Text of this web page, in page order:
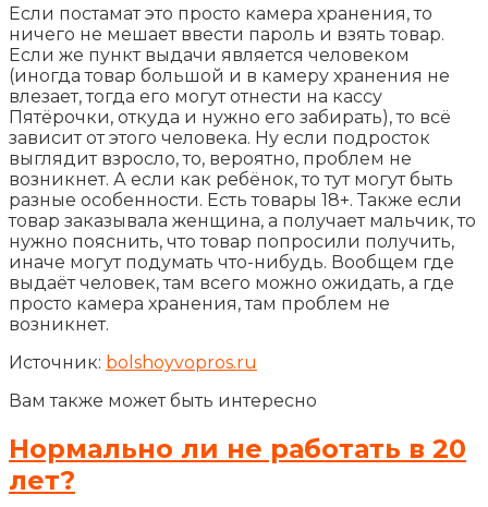
Если постамат это просто камера хранения, то
ничего не мешает ввести пароль и взять товар.
Если же пункт выдачи является человеком
(иногда товар большой и в камеру хранения не
влезает, тогда его могут отнести на кассу
Пятёрочки, откуда и нужно его забирать), то всё
зависит от этого человека. Ну если подросток
выглядит взросло, то, вероятно, проблем не
возникнет. А если как ребёнок, то тут могут быть
разные особенности. Есть товары 18+. Также если
товар заказывала женщина, а получает мальчик, то
нужно пояснить, что товар попросили получить,
иначе могут подумать что-нибудь. Вообщем где
выдаёт человек, там всего можно ожидать, а где
просто камера хранения, там проблем не
возникнет.
Источник: bolshoyvopros.ru
Вам также может быть интересно
Нормально ли не работать в 20
лет?